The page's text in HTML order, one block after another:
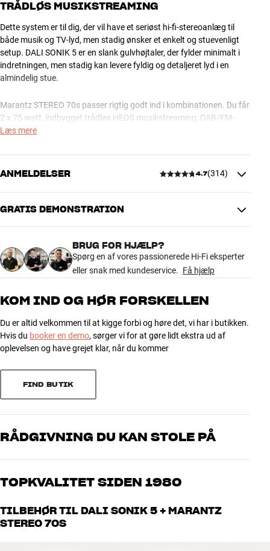
TRÅDLØS MUSIKSTREAMING
Dette system er til dig, der vil have et seriøst hi-fi-stereoanlæg til
både musik og TV-lyd, men stadig ønsker et enkelt og stuevenligt
setup. DALI SONIK 5 er en slank gulvhøjtaler, der fylder minimalt i
indretningen, men stadig kan levere fyldig og detaljeret lyd i en
almindelig stue.
Marantz STEREO 70s passer rigtig godt ind i kombinationen. Du får
2 x 75 watt, indbygget trådløs HEOS musikstreaming, DAB/FM-
radio, pladespillerindgang og HDMI til TV-lyd, så anlægget kan
styrer lyden fra TV’et med din eksisterende TV-fjernbetjening, og
anlægget tænder og slukker automatisk sammen med TV’et.
SONIK 5 bruger to 5,25” bas/mellemtone-enheder med DALIs
eksklusive SMC-magnetsystem og en 29 mm softdome-diskant, så
musikken mere liv og løfte TV-lyden langt over niveauet fra en
almindelig soundbar. Læs mere om de enkelte produkter på deres
produktsider.
Læs mere
ANMELDELSER 4.7(314)
4.7
314 anmeldelser
3 10
2
Sorter efter
GRATIS DEMONSTRATION
BRUG FOR HJÆLP?
Spørg en af vores passionerede Hi-Fi eksperter
eller snak med kundeservice. Få hjælp
KOM IND OG HØR FORSKELLEN
Du er altid velkommen til at kigge forbi og høre det, vi har i butikken.
Hvis du booker en demo, sørger vi for at gøre lidt ekstra ud af
oplevelsen og have grejet klar, når du kommer
FIND BUTIK
RÅDGIVNING DU KAN STOLE PÅ
Vores medarbejdere er ægte entusiaster, som kender produkterne
os, hvad du drømmer om – så finder vi den løsning, der passer
TOPKVALITET SIDEN 1980
Alle HiFi Klubbens produkter til musik, hjemmebio og TV er
håndplukket kvalitet, der er bygget til at holde i årevis. Det er godt
for både din pengepung og miljøet.
TILBEHØR TIL DALI SONIK 5 + MARANTZ
STEREO 70S